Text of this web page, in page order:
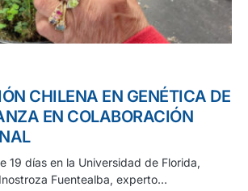
CHILENA EN GENÉTICA DE
EN COLABORACIÓN
19 días en la Universidad de Florida,
Inostroza Fuentealba, experto…